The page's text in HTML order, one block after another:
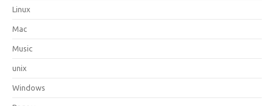
Linux
Mac
Music
unix
Windows